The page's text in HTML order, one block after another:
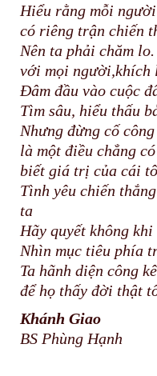
Hiểu rằng mỗi
có riêng trận chiến
Nên ta phải chăm
với mọi người,khích
Đâm đầu vào cuộc
Tìm sâu, hiểu thấu
Nhưng đừng cố
là một điều chẳng
biết giá trị của cái
Tình yêu chiến
ta
Hãy quyết không
Nhìn mục tiêu phía
Ta hãnh diện công
để họ thấy đời thật
Khánh Giao
BS Phùng Hạnh